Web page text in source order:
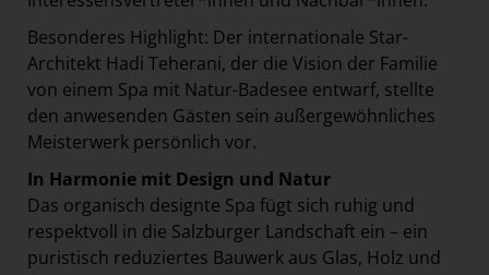
Besonderes Highlight: Der internationale Star-
Architekt Hadi Teherani, der die Vision der Familie
von einem Spa mit Natur-Badesee entwarf, stellte
den anwesenden Gästen sein außergewöhnliches
Meisterwerk persönlich vor.
In Harmonie mit Design und Natur
Das organisch designte Spa fügt sich ruhig und
respektvoll in die Salzburger Landschaft ein – ein
puristisch reduziertes Bauwerk aus Glas, Holz und